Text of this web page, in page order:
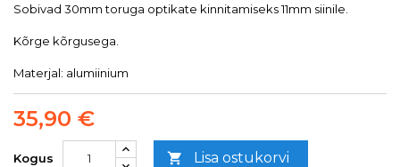
Sobivad 30mm toruga optikate kinnitamiseks 11mm siinile.
Kõrge kõrgusega.
Materjal: alumiinium
35,90 €
Kogus  Lisa ostukorvi